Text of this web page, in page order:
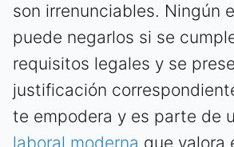
son irrenunciables. Ningún
puede negarlos si se
requisitos legales y se
justificación
te empodera y es parte de
laboral moderna que valora